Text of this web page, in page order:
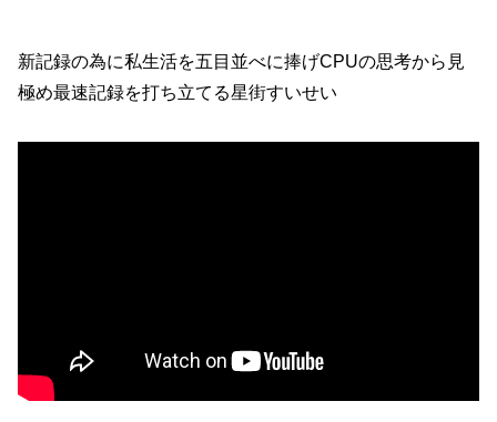
新記録の為に私生活を五目並べに捧げCPUの思考から見
極め最速記録を打ち立てる星街すいせい